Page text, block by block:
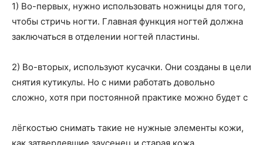
1) Во-первых, нужно использовать ножницы для того,
чтобы стричь ногти. Главная функция ногтей должна
заключаться в отделении ногтей пластины.
2) Во-вторых, используют кусачки. Они созданы в цели
снятия кутикулы. Но с ними работать довольно
сложно, хотя при постоянной практике можно будет с
лёгкостью снимать такие не нужные элементы кожи,